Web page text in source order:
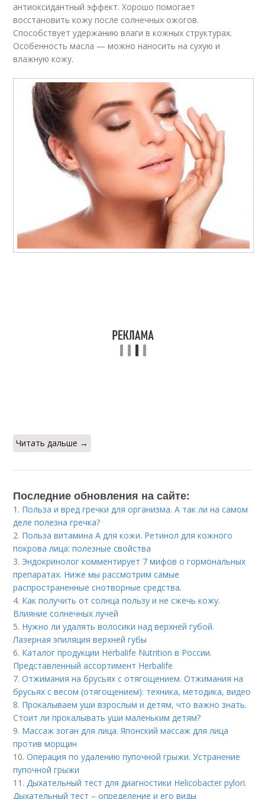
антиоксидантный эффект. Хорошо помогает
восстановить кожу после солнечных ожогов.
Способствует удержанию влаги в кожных структурах.
Особенность масла — можно наносить на сухую и
влажную кожу.
Читать дальше →
Последние обновления на сайте:
1. Польза и вред гречки для организма. А так ли на самом
деле полезна гречка?
2. Польза витамина А для кожи. Ретинол для кожного
покрова лица: полезные свойства
3. Эндокринолог комментирует 7 мифов о гормональных
препаратах. Ниже мы рассмотрим самые
распространенные снотворные средства.
4. Как получить от солнца пользу и не сжечь кожу.
Влияние солнечных лучей
5. Нужно ли удалять волосики над верхней губой.
Лазерная эпиляция верхней губы
6. Каталог продукции Herbalife Nutrition в России.
Представленный ассортимент Herbalife
7.Отжимания на брусьях с отягощением. Отжимания на
брусьях с весом (отягощением): техника, методика, видео
8. Прокалываем уши взрослым и детям, что важно знать.
Стоит ли прокалывать уши маленьким детям?
9. Массаж зоган для лица. Японский массаж для лица
против морщин
10.Операция по удалению пупочной грыжи. Устранение
пупочной грыжи
11.Дыхательный тест для диагностики Helicobacter pylori.
Дыхательный тест – определение и его виды